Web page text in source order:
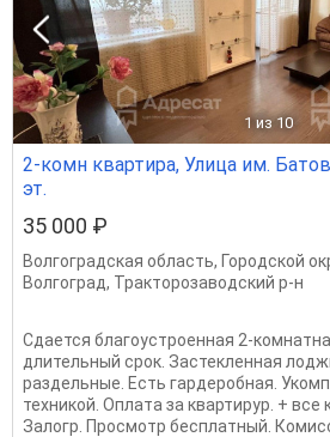
1 из 10
2-комн квартира, Улица им.
эт.
35 000 ₽
Волгоградская область, Городской
Волгоград, Тракторозаводский р-н
Сдается благоустроенная 2-
длительный срок. Застекленная
раздельные. Есть гардеробная.
техникой. Оплата за квартирур. + все
Залогр. Просмотр бесплатный.